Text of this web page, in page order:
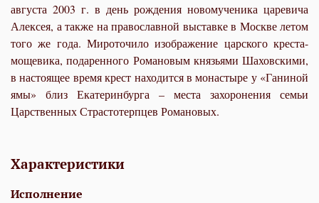
августа 2003 г. в день рождения новомученика царевича
Алексея, а также на православной выставке в Москве летом
того же года. Мироточило изображение царского креста-
мощевика, подаренного Романовым князьями Шаховскими,
в настоящее время крест находится в монастыре у «Ганиной
ямы» близ Екатеринбурга – места захоронения семьи
Царственных Страстотерпцев Романовых.
Характеристики
Исполнение